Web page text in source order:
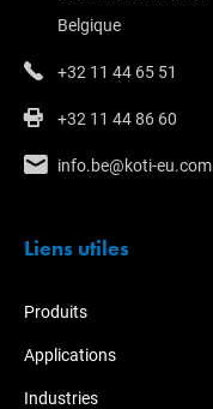
Belgique
+32 11 44 65 51
+32 11 44 86 60
info.be@koti-eu.com
Liens utiles
Produits
Applications
Industries